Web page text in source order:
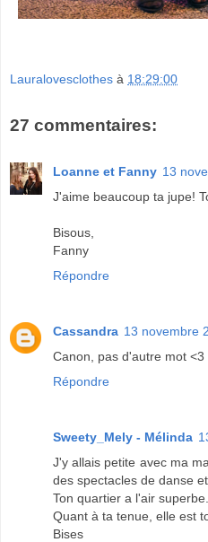
Lauralovesclothes à 18:29:00
27 commentaires:
Loanne et Fanny 13
J'aime beaucoup ta jupe!
Bisous,
Fanny
Répondre
Cassandra 13 novembre
Canon, pas d'autre mot <3
Répondre
Sweety_Mely - Mélinda
J'y allais petite avec ma
des spectacles de danse
Ton quartier a l'air superbe.
Quant à ta tenue, elle est
Bises